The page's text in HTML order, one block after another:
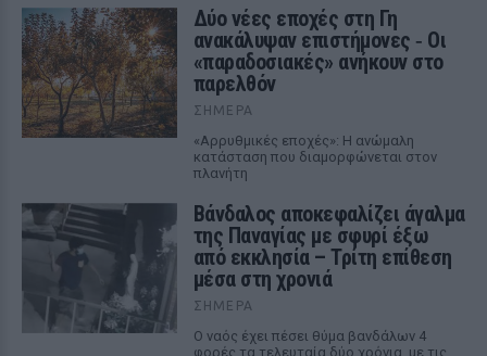
Δύο νέες εποχές στη Γη
ανακάλυψαν επιστήμονες ‑ Oι
«παραδοσιακές» ανήκουν στο
παρελθόν
ΣΉΜΕΡΑ
«Αρρυθμικές εποχές»: Η ανώμαλη
κατάσταση που διαμορφώνεται στον
πλανήτη
Βάνδαλος αποκεφαλίζει άγαλμα
της Παναγίας με σφυρί έξω
από εκκλησία – Τρίτη επίθεση
μέσα στη χρονιά
ΣΉΜΕΡΑ
Ο ναός έχει πέσει θύμα βανδάλων 4
φορές τα τελευταία δύο χρόνια, με τις